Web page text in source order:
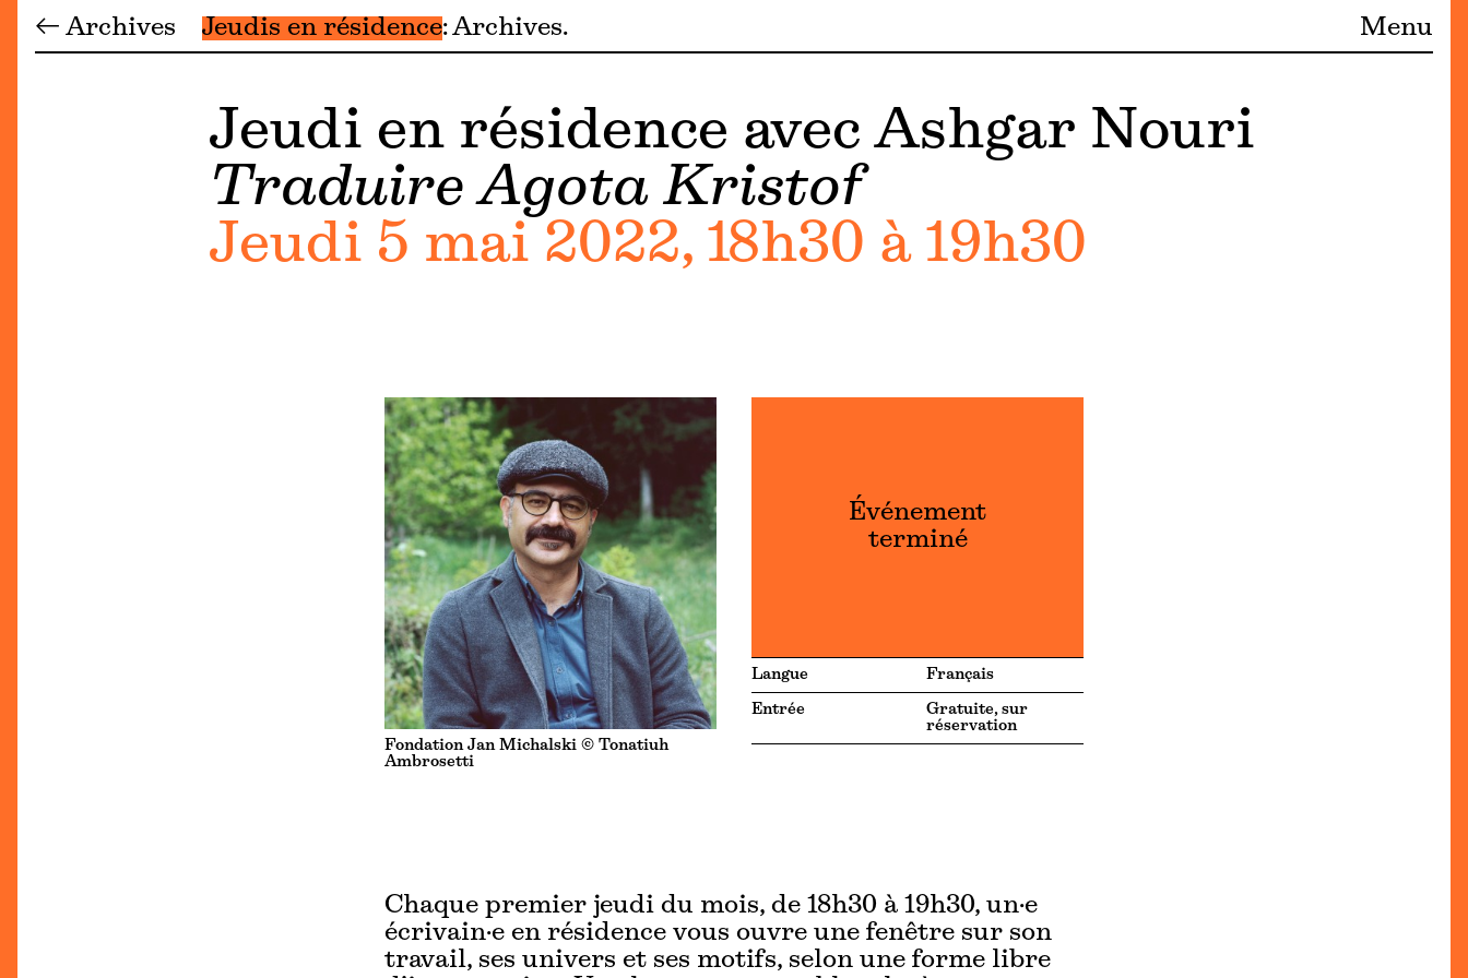
← Archives Jeudis en résidence Archives Menu
Jeudi en résidence avec Ashgar Nouri
Traduire Agota Kristof
Jeudi 5 mai 2022, 18h30 à 19h30
Fondation Jan Michalski © Tonatiuh
Ambrosetti
Événement
terminé
Langue Français
Entrée
Gratuite, sur
réservation
Chaque premier jeudi du mois, de 18h30 à 19h30, un·e
écrivain·e en résidence vous ouvre une fenêtre sur son
travail, ses univers et ses motifs, selon une forme libre